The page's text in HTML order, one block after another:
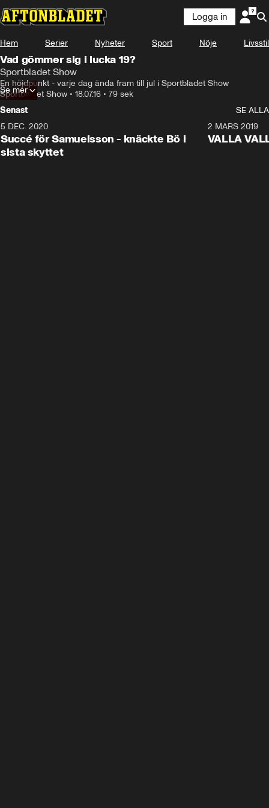
Logga in
Hem Serier Nyheter Sport Nöje Livsstil
Vad gömmer sig i lucka 19?
Sportbladet Show
En höjdpunkt - varje dag ända fram till jul i Sportbladet Show
Sportbladet Show • 18.07.16 • 79 sek
Se mer
Senast
SE ALLA
5 DEC. 2020
Succé för Samuelsson - knäckte Bö i
sista skyttet
2 MARS 2019
VALLA